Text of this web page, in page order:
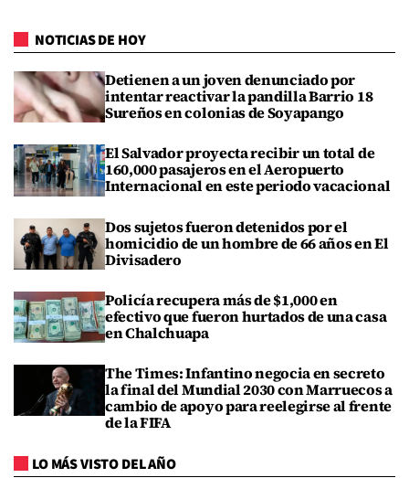
NOTICIAS DE HOY
Detienen a un joven denunciado por
intentar reactivar la pandilla Barrio 18
Sureños en colonias de Soyapango
El Salvador proyecta recibir un total de
160,000 pasajeros en el Aeropuerto
Internacional en este periodo vacacional
Dos sujetos fueron detenidos por el
homicidio de un hombre de 66 años en El
Divisadero
Policía recupera más de $1,000 en
efectivo que fueron hurtados de una casa
en Chalchuapa
The Times: Infantino negocia en secreto
la final del Mundial 2030 con Marruecos a
cambio de apoyo para reelegirse al frente
de la FIFA
LO MÁS VISTO DEL AÑO